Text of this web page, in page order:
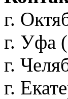
г.
г. Уфа
г.
г.